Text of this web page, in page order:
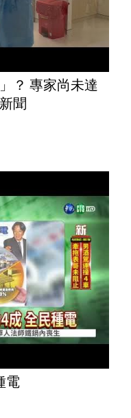
？ 專家尚未達
聞
電